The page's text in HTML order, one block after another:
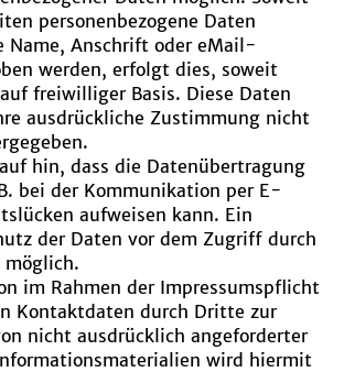
personenbezogene Daten
Name, Anschrift oder eMail-
werden, erfolgt dies, soweit
freiwilliger Basis. Diese Daten
ausdrückliche Zustimmung nicht
hin, dass die Datenübertragung
bei der Kommunikation per E-
aufweisen kann. Ein
der Daten vor dem Zugriff durch
im Rahmen der Impressumspflicht
Kontaktdaten durch Dritte zur
nicht ausdrücklich angeforderter
wird hiermit